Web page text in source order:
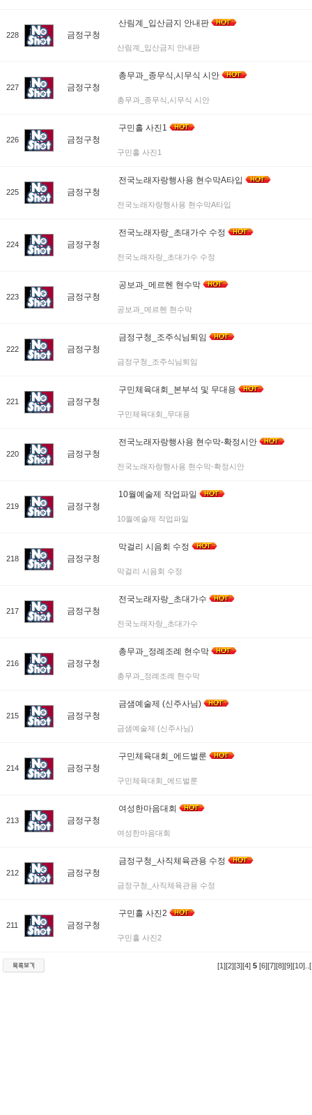
228 금정구청
산림계_입산금지 안내판
산림계_입산금지 안내판
227 금정구청
총무과_종무식,시무식 시안
총무과_종무식,시무식 시안
226 금정구청
구민홀 사진1
구민홀 사진1
225 금정구청
전국노래자랑행사용 현수막A타입
전국노래자랑행사용 현수막A타입
224 금정구청
전국노래자랑_초대가수 수정
전국노래자랑_초대가수 수정
223 금정구청
공보과_메르헨 현수막
공보과_메르헨 현수막
222 금정구청
금정구청_조주식님퇴임
금정구청_조주식님퇴임
221 금정구청
구민체육대회_본부석 및 무대용
구민체육대회_무대용
220 금정구청
전국노래자랑행사용 현수막-확정시안
전국노래자랑행사용 현수막-확정시안
219 금정구청
10월예술제 작업파일
10월예술제 작업파일
218 금정구청
막걸리 시음회 수정
막걸리 시음회 수정
217 금정구청
전국노래자랑_초대가수
전국노래자랑_초대가수
216 금정구청
총무과_정례조례 현수막
총무과_정례조례 현수막
215 금정구청
금샘예술제 (신주사님)
금샘예술제 (신주사님)
214 금정구청
구민체육대회_에드벌룬
구민체육대회_에드벌룬
213 금정구청
여성한마음대회
여성한마음대회
212 금정구청
금정구청_사직체육관용 수정
금정구청_사직체육관용 수정
211 금정구청
구민홀 사진2
구민홀 사진2
[1][2][3][4] 5 [6][7][8][9][10]